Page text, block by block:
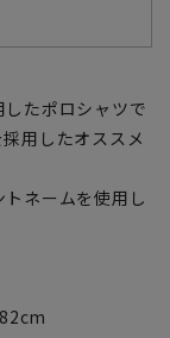
たポロシャツで
用したオススメ
ネームを使用し